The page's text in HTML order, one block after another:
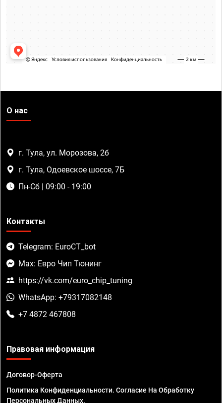
О нас
г. Тула, ул. Морозова, 2б
г. Тула, Одоевское шоссе, 7Б
Пн-Сб | 09:00 - 19:00
Контакты
Telegram: EuroCT_bot
Max: Евро Чип Тюнинг
https://vk.com/euro_chip_tuning
WhatsApp: +79317082148
+7 4872 467808
Правовая информация
Договор-Оферта
Политика Конфиденциальности. Согласие На Обработку
Персональных Данных.